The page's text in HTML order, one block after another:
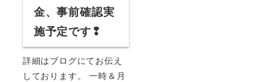
金、事前確認実
施予定です❢
詳細はブログにてお伝え
しております。 一時＆月